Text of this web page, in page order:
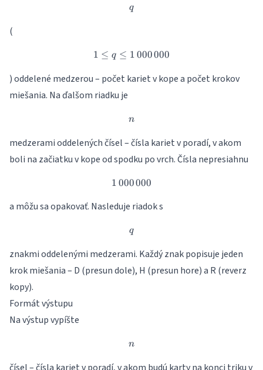
q
q
(
1 \leq q \leq 1\,000\,000
1 ≤ q ≤ 1 000000
) oddelené medzerou – počet kariet v kope a počet krokov
miešania. Na ďalšom riadku je
n
n
medzerami oddelených čísel – čísla kariet v poradí, v akom
boli na začiatku v kope od spodku po vrch. Čísla nepresiahnu
1\,000\,000
1 000000
a môžu sa opakovať. Nasleduje riadok s
q
q
znakmi oddelenými medzerami. Každý znak popisuje jeden
krok miešania – D (presun dole), H (presun hore) a R (reverz
kopy).
Formát výstupu
Na výstup vypíšte
n
n